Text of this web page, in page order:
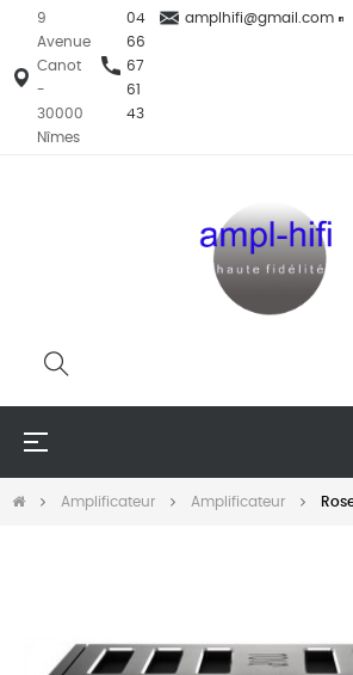
9
Avenue
Canot
-
30000
Nîmes
04
66
67
61
43
amplhifi@gmail.com
Basculer
☰
Amplificateur Amplificateur